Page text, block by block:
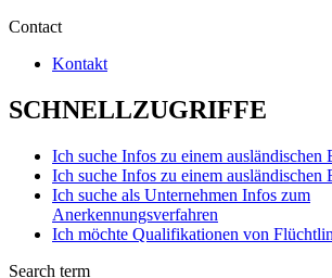
Contact
Kontakt
SCHNELLZUGRIFFE
Ich suche Infos zu einem ausländischen
Ich suche Infos zu einem ausländischen
Ich suche als Unternehmen Infos zum
Anerkennungsverfahren
Ich möchte Qualifikationen von
Search term